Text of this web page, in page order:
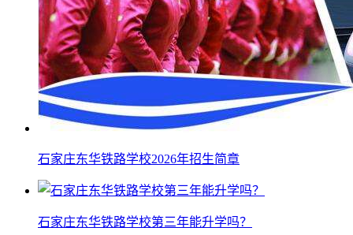
石家庄东华铁路学校2026年招生简章
石家庄东华铁路学校第三年能升学吗？